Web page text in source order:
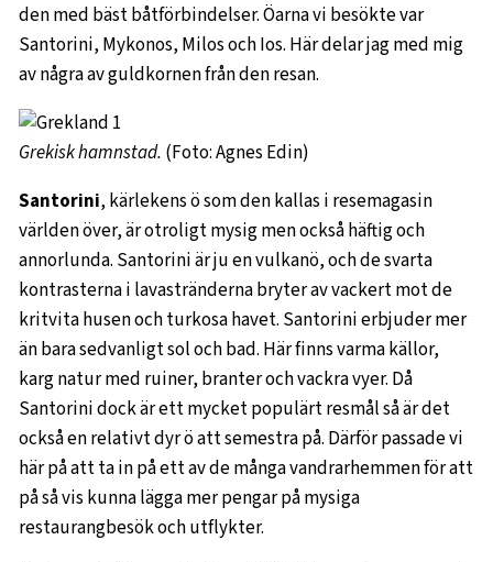
den med bäst båtförbindelser. Öarna vi besökte var
Santorini, Mykonos, Milos och Ios. Här delar jag med mig
av några av guldkornen från den resan.
Grekisk hamnstad. (Foto: Agnes Edin)
Santorini, kärlekens ö som den kallas i resemagasin
världen över, är otroligt mysig men också häftig och
annorlunda. Santorini är ju en vulkanö, och de svarta
kontrasterna i lavastränderna bryter av vackert mot de
kritvita husen och turkosa havet. Santorini erbjuder mer
än bara sedvanligt sol och bad. Här finns varma källor,
karg natur med ruiner, branter och vackra vyer. Då
Santorini dock är ett mycket populärt resmål så är det
också en relativt dyr ö att semestra på. Därför passade vi
här på att ta in på ett av de många vandrarhemmen för att
på så vis kunna lägga mer pengar på mysiga
restaurangbesök och utflykter.